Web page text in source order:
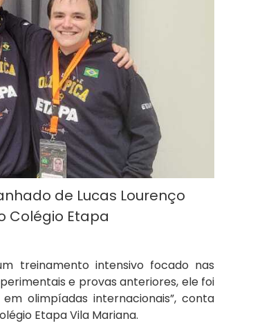
de Lucas Lourenço
Colégio Etapa
treinamento intensivo focado nas
e provas anteriores, ele foi
olimpíadas internacionais”, conta
Etapa Vila Mariana.